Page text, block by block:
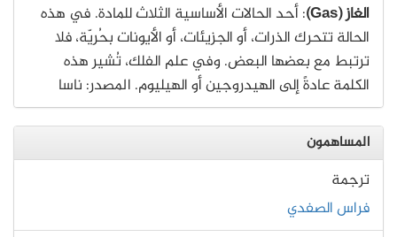
الغاز (Gas)
: أحد الحالات الأساسية الثلاث للمادة. في هذه
الحالة تتحرك الذرات، أو الجزيئات، أو الأيونات بحُريّة، فلا
ترتبط مع بعضها البعض. وفي علم الفلك، تُشير هذه
الكلمة عادةً إلى الهيدروجين أو الهيليوم. المصدر: ناسا
المساهمون
ترجمة
فراس الصفدي